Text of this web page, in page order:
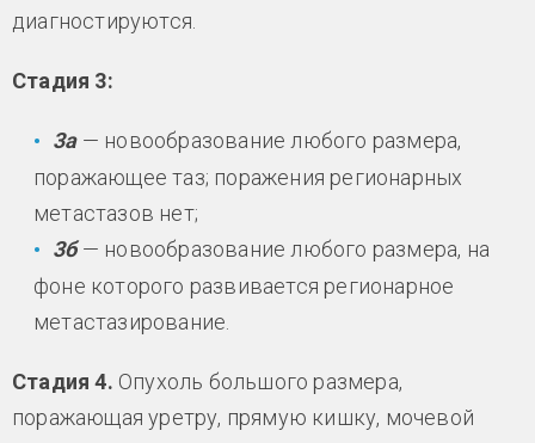
диагностируются.
Стадия 3:
3а — новообразование любого размера,
поражающее таз; поражения регионарных
метастазов нет;
3б— новообразование любого размера, на
фоне которого развивается регионарное
метастазирование.
Стадия 4. Опухоль большого размера,
поражающая уретру, прямую кишку, мочевой